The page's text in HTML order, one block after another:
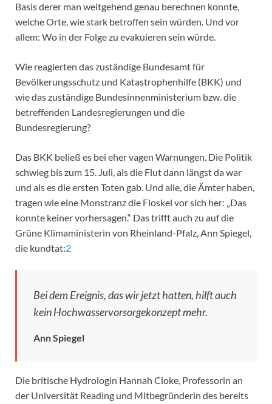
Basis derer man weitgehend genau berechnen konnte,
welche Orte, wie stark betroffen sein würden. Und vor
allem: Wo in der Folge zu evakuieren sein würde.
Wie reagierten das zuständige Bundesamt für
Bevölkerungsschutz und Katastrophenhilfe (BKK) und
wie das zuständige Bundesinnenministerium bzw. die
betreffenden Landesregierungen und die
Bundesregierung?
Das BKK beließ es bei eher vagen Warnungen. Die Politik
schwieg bis zum 15. Juli, als die Flut dann längst da war
und als es die ersten Toten gab. Und alle, die Ämter haben,
tragen wie eine Monstranz die Floskel vor sich her: „Das
konnte keiner vorhersagen.“ Das trifft auch zu auf die
Grüne Klimaministerin von Rheinland-Pfalz, Ann Spiegel,
die kundtat:2
Bei dem Ereignis, das wir jetzt hatten, hilft auch
kein Hochwasservorsorgekonzept mehr.
Ann Spiegel
Die britische Hydrologin Hannah Cloke, Professorin an
der Universität Reading und Mitbegründerin des bereits